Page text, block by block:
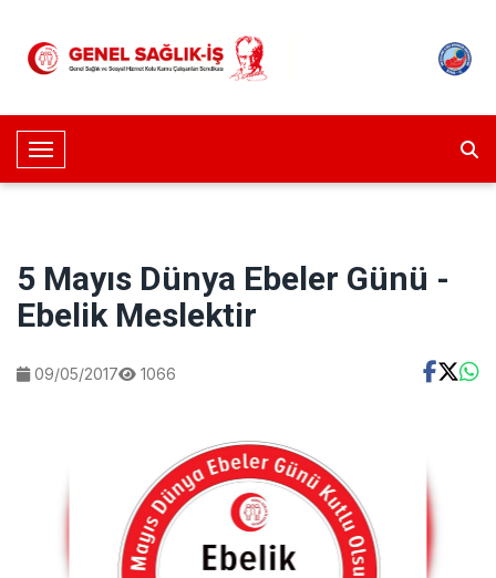
Toggle Navigation
5 Mayıs Dünya Ebeler Günü -
Ebelik Meslektir
09/05/2017 1066